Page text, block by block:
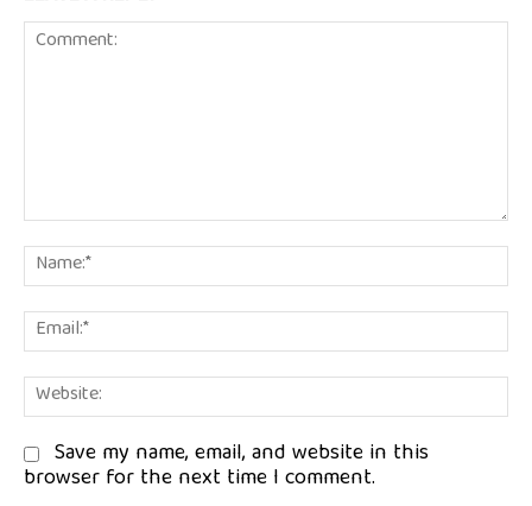
Comment:
Save my name, email, and website in this
browser for the next time I comment.